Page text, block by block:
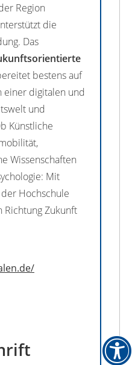
Region
die
Das
bestens auf
digitalen und
und
Künstliche
Wissenschaften
Mit
Hochschule
Richtung Zukunft